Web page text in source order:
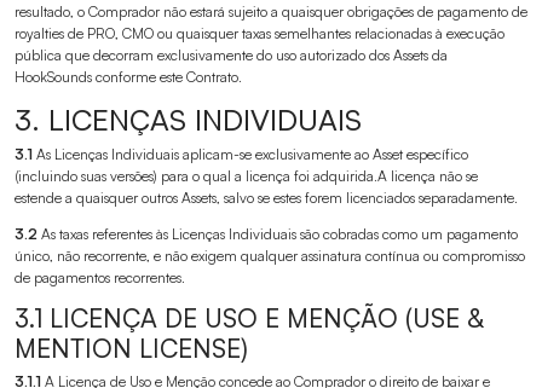
resultado, o Comprador não estará sujeito a quaisquer obrigações de pagamento de
royalties de PRO, CMO ou quaisquer taxas semelhantes relacionadas à execução
pública que decorram exclusivamente do uso autorizado dos Assets da
HookSounds conforme este Contrato.
3. LICENÇAS INDIVIDUAIS
3.1 As Licenças Individuais aplicam-se exclusivamente ao Asset específico
(incluindo suas versões) para o qual a licença foi adquirida.A licença não se
estende a quaisquer outros Assets, salvo se estes forem licenciados separadamente.
3.2 As taxas referentes às Licenças Individuais são cobradas como um pagamento
único, não recorrente, e não exigem qualquer assinatura contínua ou compromisso
de pagamentos recorrentes.
3.1 LICENÇA DE USO E MENÇÃO (USE &
MENTION LICENSE)
3.1.1 A Licença de Uso e Menção concede ao Comprador o direito de baixar e